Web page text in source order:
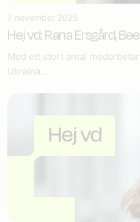
7 november 2025
Hej vd: Rana Ersgård,
Med ett stort antal
Ukraina...